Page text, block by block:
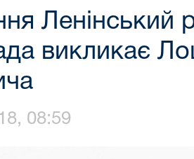
Ленінський
викликає
08:59